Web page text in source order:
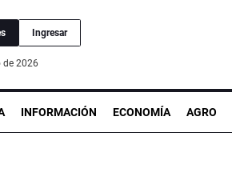
Ingresar
de 2026
INFORMACIÓN ECONOMÍA AGRO